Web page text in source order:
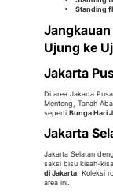
Standing
Ujung ke
Jakarta
Di area Jakarta
Menteng, Tanah
seperti Bunga Hari
Jakarta
Jakarta Selatan
saksi bisu kisah-
di Jakarta . Koleksi
area ini.